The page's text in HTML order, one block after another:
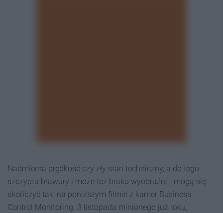
Nadmierna prędkość czy zły stan techniczny, a do tego
szczypta brawury i może też braku wyobraźni - mogą się
skończyć tak, na poniższym filmie z kamer Business
Control Monitoring. 3 listopada minionego już roku,